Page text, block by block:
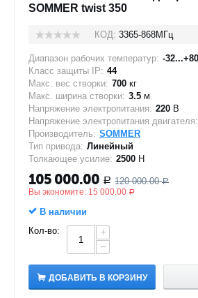
SOMMER twist 350
КОД: 3365-868МГц
Диапазон рабочих температур: -32...+80
Класс защиты IP: 44
Макс. вес створки: 700 кг
Макс. ширина створки: 3.5 м
Напряжение электропитания: 220 В
Напряжение электропитания двигателя:
Производитель: SOMMER
Тип привода: Линейный
Толкающее усилие: 2500 Н
105 000.00 Р 120 000.00 Р
Вы экономите: 15 000.00 Р
В наличии
Кол-во:
+
−
ДОБАВИТЬ В КОРЗИНУ